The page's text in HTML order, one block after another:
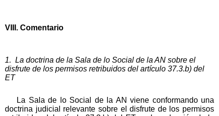
VIII. Comentario
1. La doctrina de la Sala de lo Social de la AN sobre el
disfrute de los permisos retribuidos del artículo 37.3.b) del
ET
La Sala de lo Social de la AN viene conformando una
doctrina judicial relevante sobre el disfrute de los permisos